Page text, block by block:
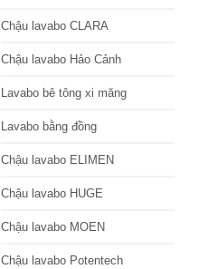
Chậu lavabo CLARA
Chậu lavabo Hảo Cảnh
Lavabo bê tông xi măng
Lavabo bằng đồng
Chậu lavabo ELIMEN
Chậu lavabo HUGE
Chậu lavabo MOEN
Chậu lavabo Potentech